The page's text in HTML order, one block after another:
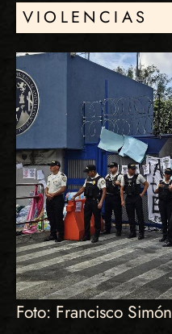
VIOLENCIAS
Foto: Francisco Simón